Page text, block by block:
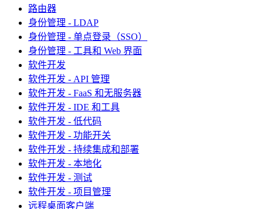
路由器
身份管理 - LDAP
身份管理 - 单点登录（SSO）
身份管理 - 工具和 Web 界面
软件开发
软件开发 - API 管理
软件开发 - FaaS 和无服务器
软件开发 - IDE 和工具
软件开发 - 低代码
软件开发 - 功能开关
软件开发 - 持续集成和部署
软件开发 - 本地化
软件开发 - 测试
软件开发 - 项目管理
远程桌面客户端